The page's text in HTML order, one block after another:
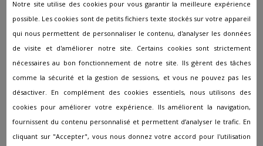
La sociétéSARL Lavocat-Dozieresà Ervy-le-Châtel
propose un large choix de marbrerie funéraire. Dans le
cadre d'une inhumation ou d'une crémation, vous pouvez
personnaliser selon vos envies l'ensemble des monuments
et ornements funéraires.
Quel est le prix à compter pour
l'organisation de funérailles ?
Notre site utilise des cookies pour vous garantir la meilleure expérience
possible. Les cookies sont de petits fichiers texte stockés sur votre appareil
qui nous permettent de personnaliser le contenu, d'analyser les données
de visite et d'améliorer notre site. Certains cookies sont strictement
nécessaires au bon fonctionnement de notre site. Ils gèrent des tâches
comme la sécurité et la gestion de sessions, et vous ne pouvez pas les
désactiver. En complément des cookies essentiels, nous utilisons des
cookies pour améliorer votre expérience. Ils améliorent la navigation,
fournissent du contenu personnalisé et permettent d’analyser le trafic. En
cliquant sur "Accepter", vous nous donnez votre accord pour l'utilisation